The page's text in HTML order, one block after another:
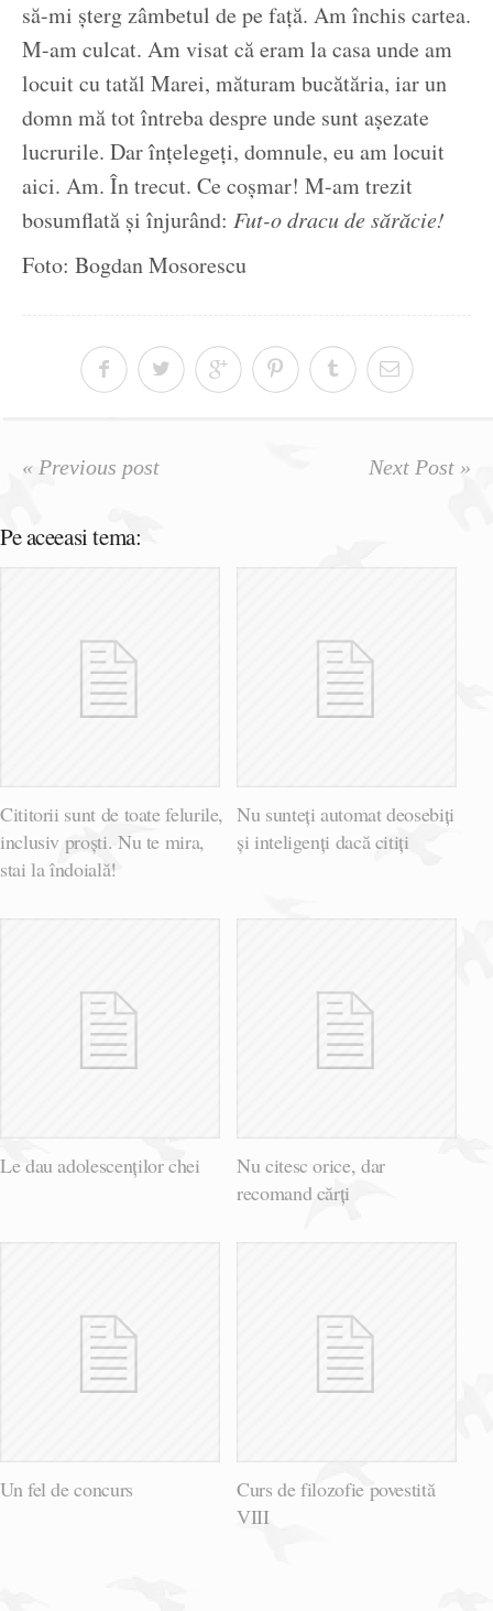
să-mi șterg zâmbetul de pe față. Am închis cartea.
M-am culcat. Am visat că eram la casa unde am
locuit cu tatăl Marei, măturam bucătăria, iar un
domn mă tot întreba despre unde sunt așezate
lucrurile. Dar înțelegeți, domnule, eu am locuit
aici. Am. În trecut. Ce coșmar! M-am trezit
bosumflată și înjurând: Fut-o dracu de sărăcie!
Foto: Bogdan Mosorescu
« Previous post Next Post »
Pe aceeasi tema:
Cititorii sunt de toate felurile,
inclusiv proști. Nu te mira,
stai la îndoială!
Nu sunteți automat deosebiți
și inteligenți dacă citiți
Le dau adolescenților chei
Nu citesc orice, dar
recomand cărți
Un fel de concurs
Curs de filozofie povestită
VIII